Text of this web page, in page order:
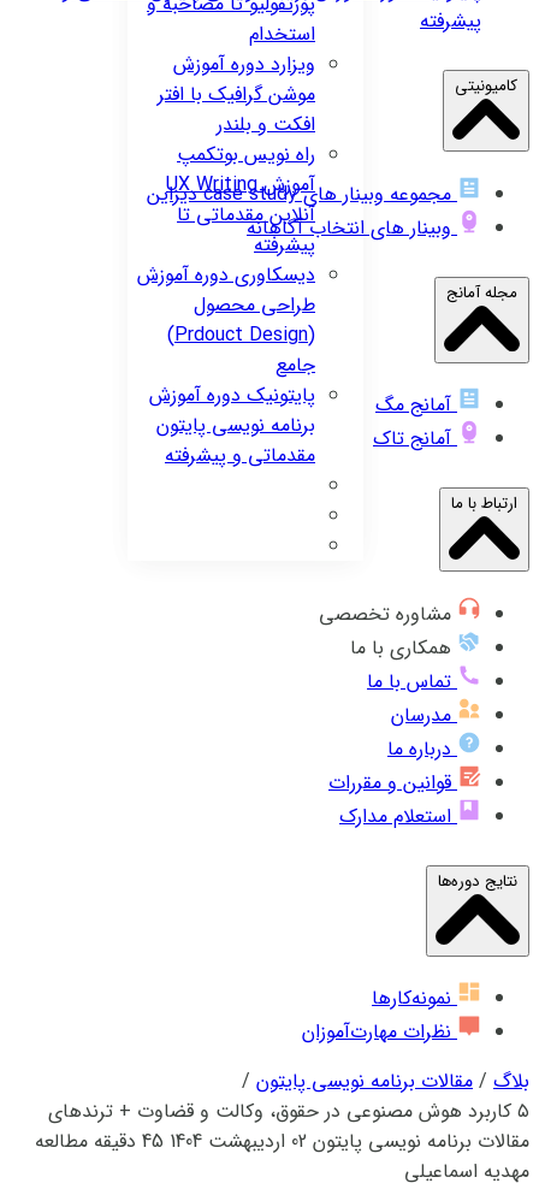
استخدام
ویزارددوره آموزش
موشن گرافیک با افتر
افکت و بلندر
راه نویسبوتکمپ
آموزش UX Writing
آنلاین مقدماتی تا
پیشرفته
دیسکاوریدوره آموزش
طراحی محصول
(Prdouct Design)
جامع
پایتونیکدوره آموزش
برنامه نویسی پایتون
مقدماتی و پیشرفته
پیشرفته
کامیونیتی
مجموعه وبینار های case study دیزاین
وبینار های انتخاب آگاهانه
مجله آمانج
آمانج مگ
آمانج تاک
ارتباط با ما
مشاوره تخصصی
همکاری با ما
تماس با ما
مدرسان
درباره ما
قوانین و مقررات
استعلام مدارک
نتایج دوره‌ها
نمونه‌کارها
نظرات مهارت‌آموزان
بلاگ / مقالات برنامه نویسی پایتون /
۵ کاربرد هوش مصنوعی در حقوق، وکالت و قضاوت + ترندهای
۲۰۲۵
مقالات برنامه نویسی پایتون 02 اردیبهشت 1404
45 دقیقه مطالعه
مهدیه اسماعیلی